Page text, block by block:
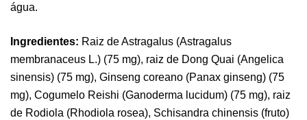
água.
Ingredientes: Raiz de Astragalus (Astragalus
membranaceus L.) (75 mg), raiz de Dong Quai (Angelica
sinensis) (75 mg), Ginseng coreano (Panax ginseng) (75
mg), Cogumelo Reishi (Ganoderma lucidum) (75 mg), raiz
de Rodiola (Rhodiola rosea), Schisandra chinensis (fruto)